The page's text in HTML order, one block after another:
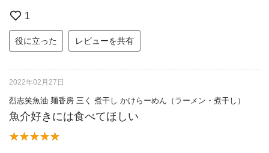
1
役に立った レビューを共有
2022年02月27日
烈志笑魚油 麺香房 三く 煮干し かけらーめん（ラーメン・煮干し）
魚介好きには食べてほしい